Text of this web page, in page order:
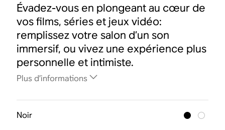
Évadez-vous en plongeant au cœur de
vos films, séries et jeux vidéo:
remplissez votre salon d’un son
immersif, ou vivez une expérience plus
personnelle et intimiste.
Plus d’informations
Noir